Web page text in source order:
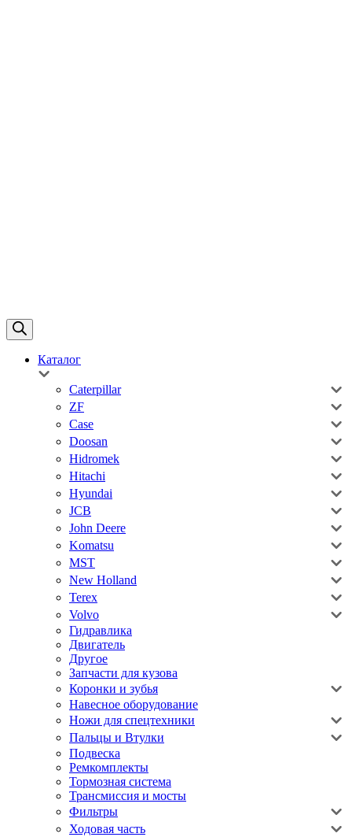
Каталог
Caterpillar
ZF
Case
Doosan
Hidromek
Hitachi
Hyundai
JCB
John Deere
Komatsu
MST
New Holland
Terex
Volvo
Гидравлика
Двигатель
Другое
Запчасти для кузова
Коронки и зубья
Навесное оборудование
Ножи для спецтехники
Пальцы и Втулки
Подвеска
Ремкомплекты
Тормозная система
Трансмиссия и мосты
Фильтры
Ходовая часть